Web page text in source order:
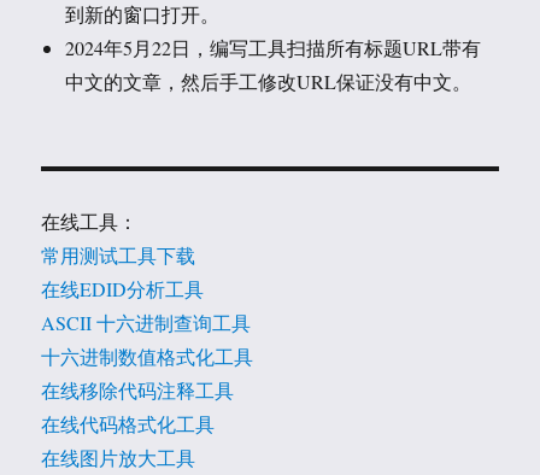
到新的窗口打开。
2024年5月22日，编写工具扫描所有标题URL带有
中文的文章，然后手工修改URL保证没有中文。
在线工具：
常用测试工具下载
在线EDID分析工具
ASCII 十六进制查询工具
十六进制数值格式化工具
在线移除代码注释工具
在线代码格式化工具
在线图片放大工具